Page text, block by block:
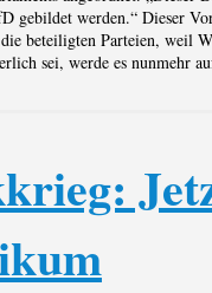
gebildet werden.“ Dieser
beteiligten Parteien, weil
sei, werde es nunmehr